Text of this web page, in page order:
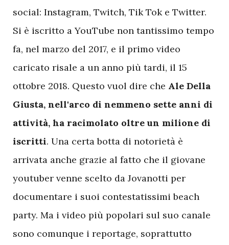
social: Instagram, Twitch, Tik Tok e Twitter.
Si è iscritto a YouTube non tantissimo tempo
fa, nel marzo del 2017, e il primo video
caricato risale a un anno più tardi, il 15
ottobre 2018. Questo vuol dire che Ale Della
Giusta, nell'arco di nemmeno sette anni di
attività, ha racimolato oltre un milione di
iscritti. Una certa botta di notorietà è
arrivata anche grazie al fatto che il giovane
youtuber venne scelto da Jovanotti per
documentare i suoi contestatissimi beach
party. Ma i video più popolari sul suo canale
sono comunque i reportage, soprattutto